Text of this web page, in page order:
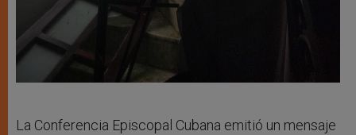
La Conferencia Episcopal Cubana emitió un mensaje